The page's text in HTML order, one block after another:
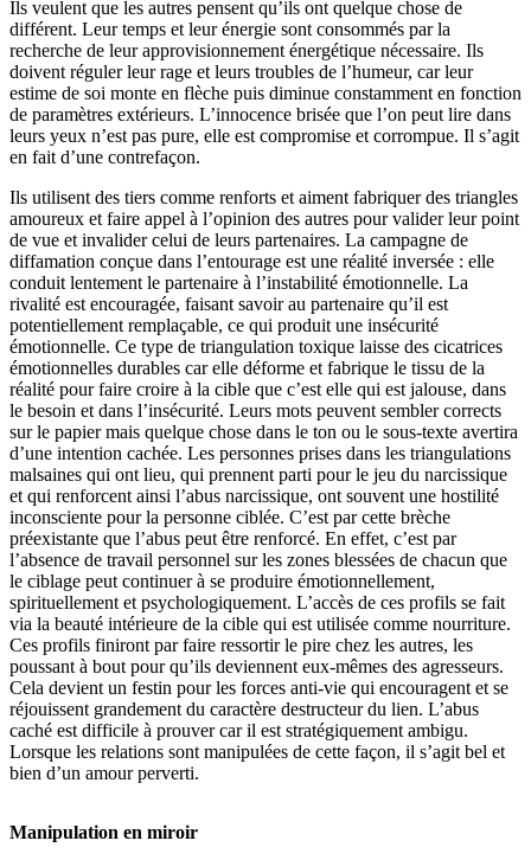
Ils veulent que les autres pensent qu’ils ont quelque chose de
différent. Leur temps et leur énergie sont consommés par la
recherche de leur approvisionnement énergétique nécessaire. Ils
doivent réguler leur rage et leurs troubles de l’humeur, car leur
estime de soi monte en flèche puis diminue constamment en fonction
de paramètres extérieurs. L’innocence brisée que l’on peut lire dans
leurs yeux n’est pas pure, elle est compromise et corrompue. Il s’agit
en fait d’une contrefaçon.
Ils utilisent des tiers comme renforts et aiment fabriquer des triangles
amoureux et faire appel à l’opinion des autres pour valider leur point
de vue et invalider celui de leurs partenaires. La campagne de
diffamation conçue dans l’entourage est une réalité inversée : elle
conduit lentement le partenaire à l’instabilité émotionnelle. La
rivalité est encouragée, faisant savoir au partenaire qu’il est
potentiellement remplaçable, ce qui produit une insécurité
émotionnelle. Ce type de triangulation toxique laisse des cicatrices
émotionnelles durables car elle déforme et fabrique le tissu de la
réalité pour faire croire à la cible que c’est elle qui est jalouse, dans
le besoin et dans l’insécurité. Leurs mots peuvent sembler corrects
sur le papier mais quelque chose dans le ton ou le sous-texte avertira
d’une intention cachée. Les personnes prises dans les triangulations
malsaines qui ont lieu, qui prennent parti pour le jeu du narcissique
et qui renforcent ainsi l’abus narcissique, ont souvent une hostilité
inconsciente pour la personne ciblée. C’est par cette brèche
préexistante que l’abus peut être renforcé. En effet, c’est par
l’absence de travail personnel sur les zones blessées de chacun que
le ciblage peut continuer à se produire émotionnellement,
spirituellement et psychologiquement. L’accès de ces profils se fait
via la beauté intérieure de la cible qui est utilisée comme nourriture.
Ces profils finiront par faire ressortir le pire chez les autres, les
poussant à bout pour qu’ils deviennent eux-mêmes des agresseurs.
Cela devient un festin pour les forces anti-vie qui encouragent et se
réjouissent grandement du caractère destructeur du lien. L’abus
caché est difficile à prouver car il est stratégiquement ambigu.
Lorsque les relations sont manipulées de cette façon, il s’agit bel et
bien d’un amour perverti.
Manipulation en miroir